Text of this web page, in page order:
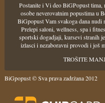
Postanite i Vi deo BiGPopust tima,
osobe neverovatnim popustima u
BiGpopust Vam svakoga dana
Prelepi saloni, wellness, spa i
sportski dogadjaji, kursevi stranih
izlasci i nezaboravni provodi i još
TROŠITE
BiGpopust © Sva prava zadržana 2012